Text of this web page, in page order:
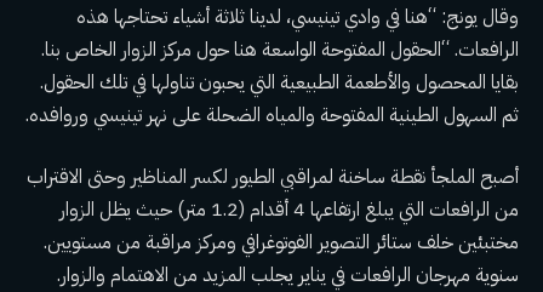
وقال يونج: “هنا في وادي تينيسي، لدينا ثلاثة أشياء تحتاجها هذه
الرافعات. “الحقول المفتوحة الواسعة هنا حول مركز الزوار الخاص بنا.
بقايا المحصول والأطعمة الطبيعية التي يحبون تناولها في تلك الحقول.
ثم السهول الطينية المفتوحة والمياه الضحلة على نهر تينيسي وروافده.
أصبح الملجأ نقطة ساخنة لمراقبي الطيور لكسر المناظير وحتى الاقتراب
من الرافعات التي يبلغ ارتفاعها 4 أقدام (1.2 متر) حيث يظل الزوار
مختبئين خلف ستائر التصوير الفوتوغرافي ومركز مراقبة من مستويين.
سنوية مهرجان الرافعات في يناير يجلب المزيد من الاهتمام والزوار.